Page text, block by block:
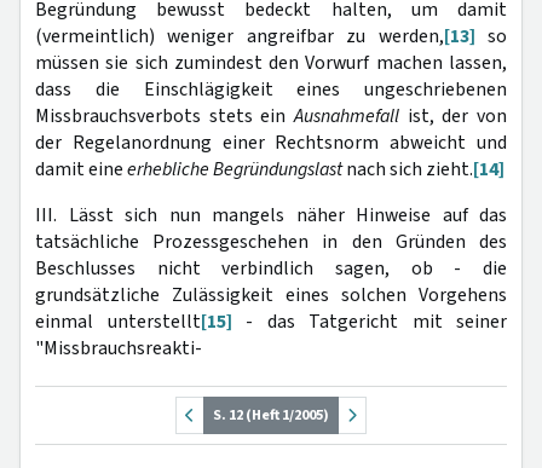
Begründung bewusst bedeckt halten, um damit
(vermeintlich) weniger angreifbar zu werden,[13] so
müssen sie sich zumindest den Vorwurf machen lassen,
dass die Einschlägigkeit eines ungeschriebenen
Missbrauchsverbots stets einAusnahmefall ist, der von
der Regelanordnung einer Rechtsnorm abweicht und
damit eineerhebliche Begründungslastnach sich zieht.[14]
III. Lässt sich nun mangels näher Hinweise auf das
tatsächliche Prozessgeschehen in den Gründen des
Beschlusses nicht verbindlich sagen, ob - die
grundsätzliche Zulässigkeit eines solchen Vorgehens
einmal unterstellt[15] - das Tatgericht mit seiner
"Missbrauchsreakti-
S. 12 (Heft 1/2005)